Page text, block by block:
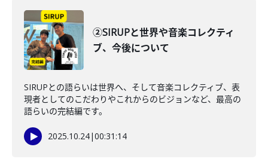
②SIRUPと世界や音楽コレクティ
ブ、今後について
SIRUPとの語らいは世界へ、そして音楽コレクティブ、表
現者としてのこだわりやこれからのビジョンなど、最高の
語らいの完結編です。
2025.10.24|00:31:14